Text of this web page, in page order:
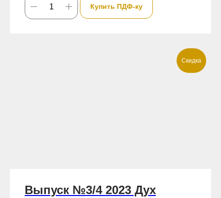
Купить ПДФ-ку
Скидка
Выпуск №3/4 2023 Дух